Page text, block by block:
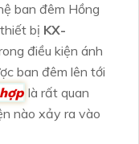
ban đêm Hồng
bị KX-
điều kiện ánh
ban đêm lên tới
là rất quan
nào xảy ra vào